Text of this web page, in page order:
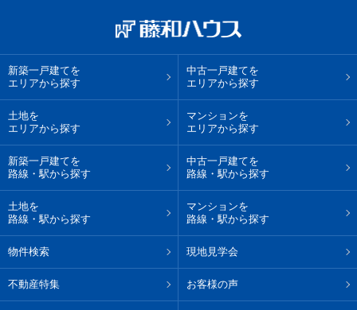
新築一戸建てを
エリアから探す
中古一戸建てを
エリアから探す
土地を
エリアから探す
マンションを
エリアから探す
新築一戸建てを
路線・駅から探す
中古一戸建てを
路線・駅から探す
土地を
路線・駅から探す
マンションを
路線・駅から探す
物件検索 現地見学会
不動産特集 お客様の声